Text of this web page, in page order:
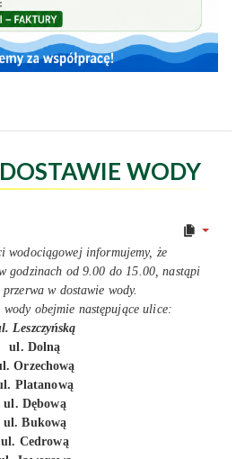
WODY
wodociągowej informujemy, że
godzinach od 9.00 do 15.00, nastąpi
w dostawie wody.
obejmie następujące ulice:
Leszczyńską
ul. Dolną
Orzechową
Platanową
ul. Dębową
ul. Bukową
ul. Cedrową